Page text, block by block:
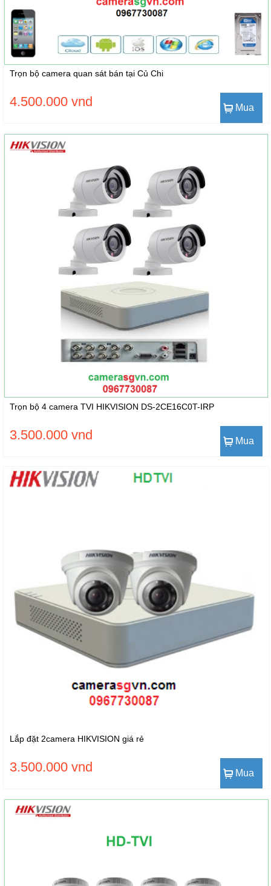
Trọn bộ camera quan sát bán tại Củ Chi
4.500.000 vnd Mua
Trọn bộ 4 camera TVI HIKVISION DS-2CE16C0T-IRP
3.500.000 vnd Mua
Lắp đặt 2camera HIKVISION giá rẻ
3.500.000 vnd Mua